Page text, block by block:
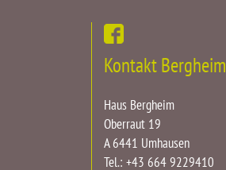
Kontakt Bergheim
Haus Bergheim
Oberraut 19
A 6441 Umhausen
Tel.: +43 664 9229410